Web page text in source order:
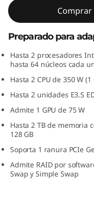
V
3
:
S
e
r
v
i
Preparado para
Hasta 2 procesadores
hasta 64 núcleos cada
Hasta 2 CPU de 350 W (1
Hasta 2 unidades E3.S
Admite 1 GPU de 75 W
Hasta 2 TB de memoria
128 GB
Soporta 1 ranura PCIe
Admite RAID por
Swap y Simple Swap